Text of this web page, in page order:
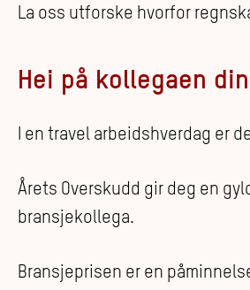
La oss utforske hvorfor
Hei på kollegaen din
I en travel arbeidshverdag er
Årets Overskudd gir deg en
bransjekollega.
Bransjeprisen er en